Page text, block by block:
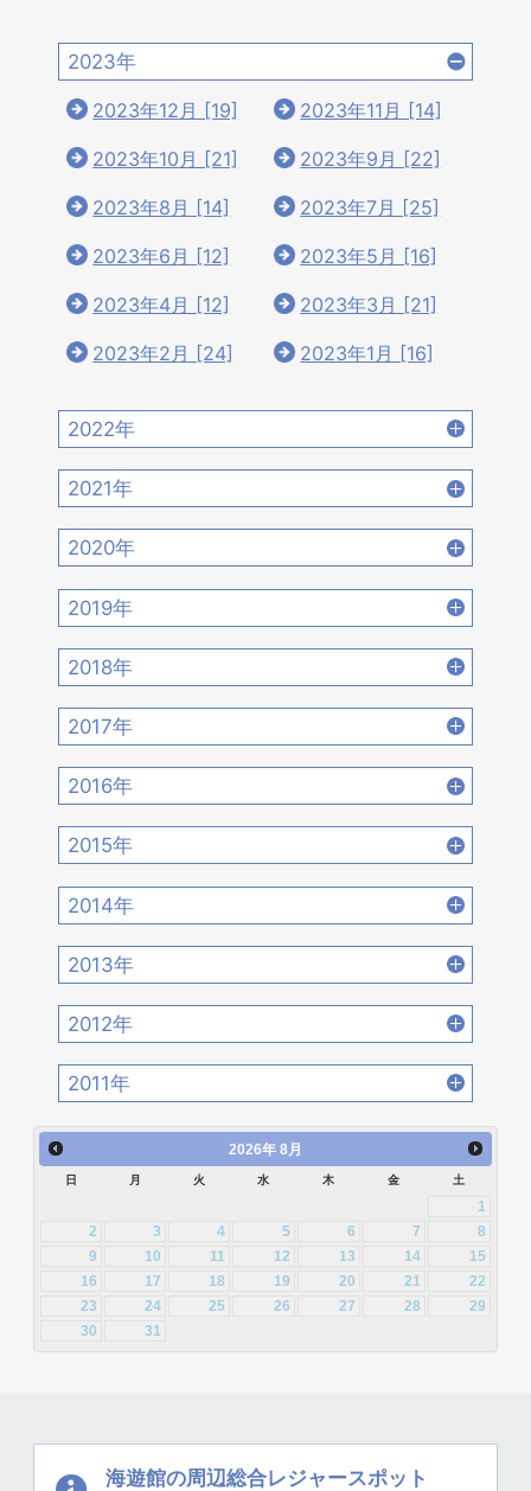
2023年
2023年12月 [19] 2023年11月 [14]
2023年10月 [21] 2023年9月 [22]
2023年8月 [14] 2023年7月 [25]
2023年6月 [12] 2023年5月 [16]
2023年4月 [12] 2023年3月 [21]
2023年2月 [24] 2023年1月 [16]
2022年
2022年12月 [15] 2022年11月 [15]
2022年10月 [16] 2022年9月 [12]
2022年6月 [17] 2022年5月 [14]
2022年4月 [15]
2022年2月 [12]
2021年
2021年12月 [18] 2021年11月 [18]
2021年10月 [17] 2021年9月 [14]
2021年8月 [21] 2021年7月 [22]
2021年6月 [17] 2021年5月 [18]
2021年4月 [16]
2021年2月 [14]
2020年
2020年12月 [21] 2020年11月 [9]
2020年10月 [21] 2020年9月 [16]
2020年8月 [18] 2020年7月 [16]
2020年6月 [21] 2020年5月 [14]
2020年4月 [12]
2020年2月 [18]
2019年
2019年12月 [14] 2019年11月 [17]
2019年10月 [12] 2019年9月 [15]
2019年8月 [18] 2019年7月 [21]
2019年6月 [18] 2019年5月 [20]
2019年4月 [16]
2019年2月 [12]
2018年
2018年12月 [20] 2018年11月 [14]
2018年10月 [20] 2018年9月 [12]
2018年6月 [18] 2018年5月 [14]
2018年4月 [21]
2018年2月 [25]
2017年
2017年12月 [28] 2017年11月 [22]
2017年10月 [21] 2017年9月 [24]
2017年6月 [25] 2017年5月 [27]
2017年4月 [26]
2017年2月 [23]
2016年
2016年12月 [21] 2016年11月 [28]
2016年10月 [26] 2016年9月 [28]
2016年8月 [39] 2016年7月 [27]
2016年6月 [27] 2016年5月 [30]
2016年4月 [32]
2016年2月 [25]
2015年
2015年12月 [30] 2015年11月 [19]
2015年10月 [26] 2015年9月 [30]
2015年8月 [31] 2015年7月 [28]
2015年6月 [29] 2015年5月 [30]
2015年4月 [26]
2015年2月 [22] 2015年1月 [25]
2014年
2014年12月 [28] 2014年11月 [23]
2014年10月 [29] 2014年9月 [26]
2014年8月 [24] 2014年7月 [28]
2014年6月 [28] 2014年5月 [25]
2014年4月 [32]
2013年
2013年12月 [27] 2013年11月 [22]
2013年10月 [28] 2013年9月 [27]
2013年8月 [26] 2013年7月 [26]
2013年6月 [28]
2013年2月 [26] 2013年1月 [31]
2012年
2012年12月 [30] 2012年11月 [12]
2012年10月 [12] 2012年9月 [5]
2012年8月 [12] 2012年7月 [1]
2011年
2011年12月 [1]
2026年 8月
日 月 火 水 木 金 土
1
2
3 4 5 6 7
8
9
10 11 12 13 14
15
16
17 18 19 20 21
22
23
24 25 26 27 28
29
30
31
海遊館の周辺総合レジャースポット